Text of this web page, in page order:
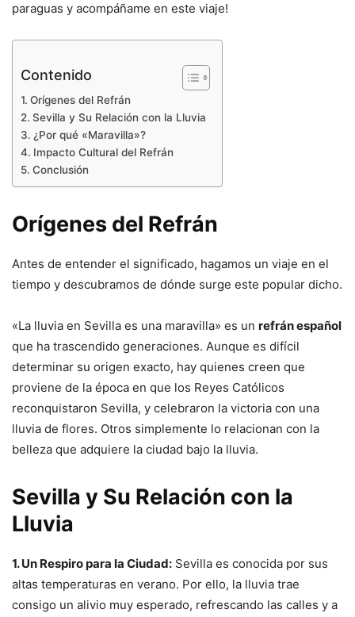
paraguas y acompáñame en este viaje!
Contenido
Orígenes del Refrán
Sevilla y Su Relación con la Lluvia
¿Por qué «Maravilla»?
Impacto Cultural del Refrán
Conclusión
Orígenes del Refrán
Antes de entender el significado, hagamos un viaje en el
tiempo y descubramos de dónde surge este popular dicho.
«La lluvia en Sevilla es una maravilla» es un refrán español
que ha trascendido generaciones. Aunque es difícil
determinar su origen exacto, hay quienes creen que
proviene de la época en que los Reyes Católicos
reconquistaron Sevilla, y celebraron la victoria con una
lluvia de flores. Otros simplemente lo relacionan con la
belleza que adquiere la ciudad bajo la lluvia.
Sevilla y Su Relación con la
Lluvia
1. Un Respiro para la Ciudad: Sevilla es conocida por sus
altas temperaturas en verano. Por ello, la lluvia trae
consigo un alivio muy esperado, refrescando las calles y a